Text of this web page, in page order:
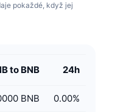
pokaždé, když jej
to BNB 24h
BNB 0.00%